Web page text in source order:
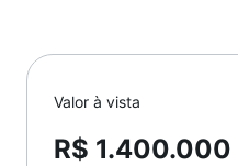
Valor à vista
R$ 1.400.000